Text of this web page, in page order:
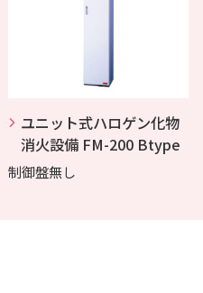
ユニット式ハロゲン化物
消火設備 FM-200 Btype
制御盤無し